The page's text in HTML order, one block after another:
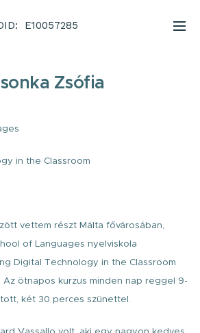
E10057285
Zsófia
in the Classroom
vettem részt Málta fővárosában,
of Languages nyelviskola
Digital Technology in the Classroom
Az ötnapos kurzus minden nap reggel 9-
két 30 perces szünettel.